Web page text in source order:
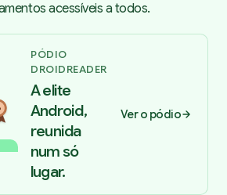
acessíveis a todos.
PÓDIO
DROIDREADER
A elite
Android,
reunida
num só
lugar.
Ver o pódio